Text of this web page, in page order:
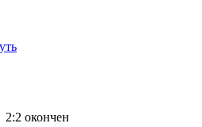
2:2 окончен